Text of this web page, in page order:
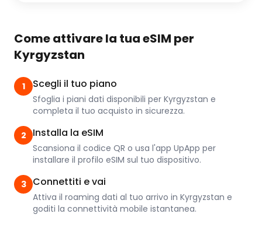
Come attivare la tua eSIM per
Kyrgyzstan
1 Scegli il tuo piano
Sfoglia i piani dati disponibili per Kyrgyzstan e
completa il tuo acquisto in sicurezza.
2 Installa la eSIM
Scansiona il codice QR o usa l'app UpApp per
installare il profilo eSIM sul tuo dispositivo.
3 Connettiti e vai
Attiva il roaming dati al tuo arrivo in Kyrgyzstan e
goditi la connettività mobile istantanea.